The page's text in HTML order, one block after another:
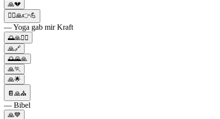
🙏💔
🧘‍♂️🙏👉💪
— Yoga gab mir Kraft
🌅🙏🧎‍♀️
🙏🔗
🌅🌄🙏
🙏🏃
🙏🌟
📔🙏⛪
— Bibel
🙏💙